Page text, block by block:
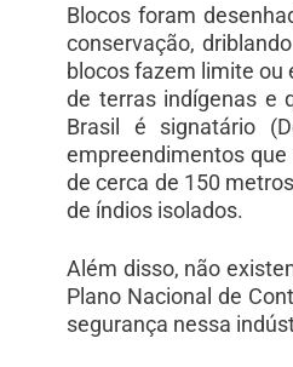
Blocos foram
conservação,
blocos fazem limite ou
de terras indígenas e
Brasil é signatário
empreendimentos
de cerca de 150
de índios isolados.
Além disso, não
Plano Nacional de
segurança nessa